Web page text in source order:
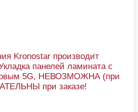
Kronostar производит
панелей ламината с
5G, НЕВОЗМОЖНА (при
при заказе!